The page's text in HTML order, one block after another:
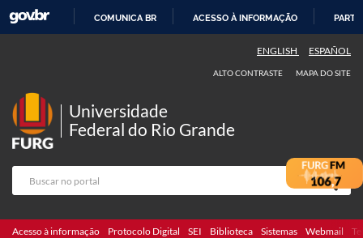
COMUNICA BR ACESSO À INFORMAÇÃO
ENGLISH ESPAÑOL
ALTO CONTRASTE MAPA DO SITE
Universidade
Federal do Rio Grande
Acesso à informação Protocolo Digital SEI Biblioteca Sistemas Webmail